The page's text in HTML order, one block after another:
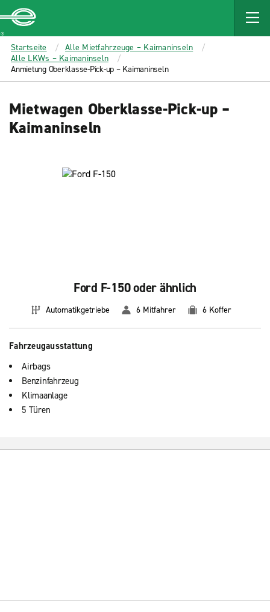
MAIN
CONTENT
Enterprise
Startseite
Alle Mietfahrzeuge – Kaimaninseln
Alle LKWs – Kaimaninseln
Anmietung Oberklasse-Pick-up – Kaimaninseln
Mietwagen Oberklasse-Pick-up –
Kaimaninseln
Ford F-150 oder ähnlich
Automatikgetriebe 6 Mitfahrer 6 Koffer
Fahrzeugausstattung
Airbags
Benzinfahrzeug
Klimaanlage
5 Türen